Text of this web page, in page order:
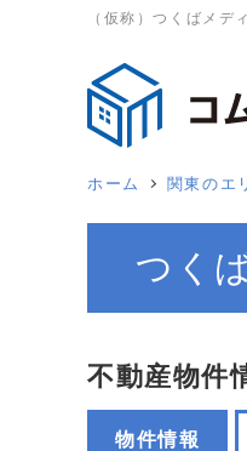
（仮称）つくばメデ
ホーム 関東のエ
つく
不動産物件
物件情報